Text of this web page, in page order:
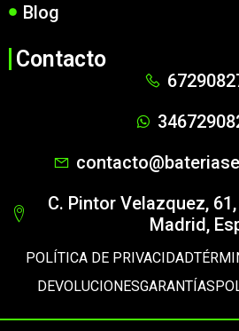
Blog
Contacto
C. Pintor Velazquez,
Madrid,
POLÍTICA DE PRIVACIDAD
DEVOLUCIONESGARANTÍAS